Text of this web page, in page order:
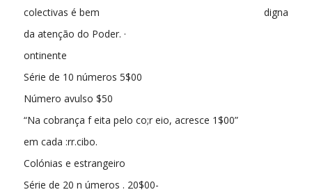
colectivas é bem digna
da atenção do Poder. ·
ontinente
Série de 10 números 5$00
Número avulso $50
“Na cobrança f eita pelo co;r eio, acresce 1$00”
em cada :rr.cibo.
Colónias e estrangeiro
Série de 20 n úmeros . 20$00-